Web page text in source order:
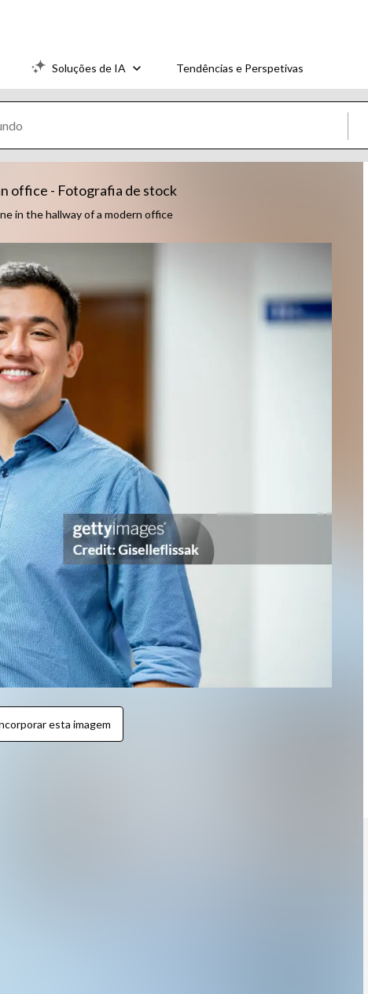
Soluções de IA Tendências e Perspetivas
office - Fotografia de stock
in the hallway of a modern office
esta imagem